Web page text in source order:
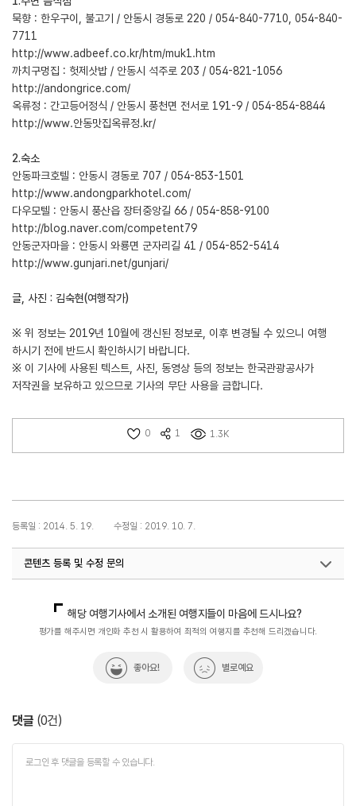
묵향 : 한우구이, 불고기 / 안동시 경동로 220 / 054-840-7710, 054-840-
7711
http://www.adbeef.co.kr/htm/muk1.htm
까치구멍집 : 헛제삿밥 / 안동시 석주로 203 / 054-821-1056
http://andongrice.com/
옥류정 : 간고등어정식 / 안동시 풍천면 전서로 191-9 / 054-854-8844
http://www.안동맛집옥류정.kr/
2.숙소
안동파크호텔 : 안동시 경동로 707 / 054-853-1501
http://www.andongparkhotel.com/
다우모텔 : 안동시 풍산읍 장터중앙길 66 / 054-858-9100
http://blog.naver.com/competent79
안동군자마을 : 안동시 와룡면 군자리길 41 / 054-852-5414
http://www.gunjari.net/gunjari/
글, 사진 : 김숙현(여행작가)
※ 위 정보는 2019년 10월에 갱신된 정보로, 이후 변경될 수 있으니 여행
하시기 전에 반드시 확인하시기 바랍니다.
※ 이 기사에 사용된 텍스트, 사진, 동영상 등의 정보는 한국관광공사가
저작권을 보유하고 있으므로 기사의 무단 사용을 금합니다.
0 1 1.3K
등록일 : 2014. 5. 19. 수정일 : 2019. 10. 7.
콘텐츠 등록 및 수정 문의
해당 여행기사에서 소개된 여행지들이 마음에 드시나요?
평가를 해주시면 개인화 추천 시 활용하여 최적의 여행지를 추천해 드리겠습니다.
좋아요! 별로예요
댓글 (0건)